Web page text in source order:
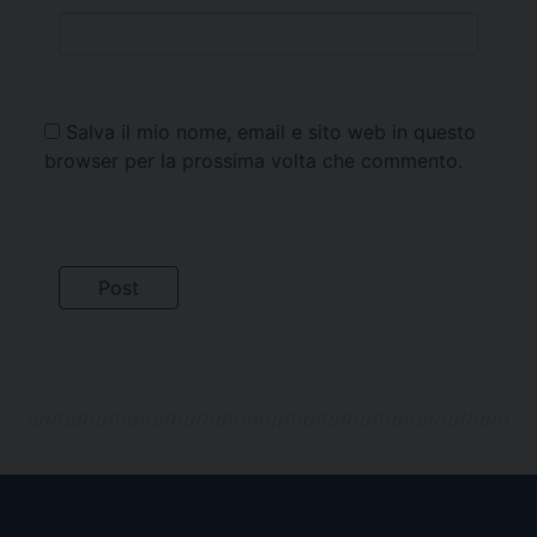
Salva il mio nome, email e sito web in questo
browser per la prossima volta che commento.